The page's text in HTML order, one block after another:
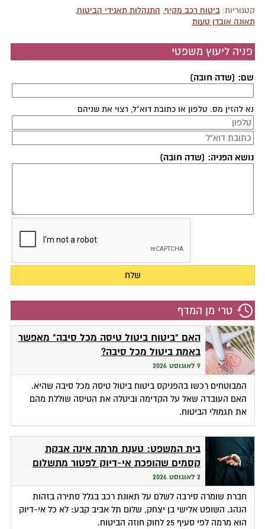
קטגוריות:ביטוח רכב מקיף, התנהלות תאגידי הביטוח,
תאונה אובדן טעות
פניה ליעוץ משפטי
שם: (שדה חובה)
נא להזין מס. טלפון או כתובת דוא"ל, רצוי את שניהם
נושא הפניה: (שדה חובה)
טרי מן המדף
האם "ביטוח ביטול טיסה מכל סיבה" מאפשר
באמת ביטול מכל סיבה?
9 לאוגוסט 2026
המבוטחים רכשו בהפניקס ביטוח ביטול טיסה מכל סיבה שהיא.
האם העובדה שאל על הקדימה וביטלה את הטיסה שוללת מהם
את תגמולי הביטוח.
בית המשפט: טענת מרמה אינה אבקת
קסמים שהופכת אי-דיוק לפטור מתשלום
2 לאוגוסט 2026
חברת שומרה סירבה לשלם על תאונת רכב בגלל סתירה בזהות
הנהג. השופט אלישי בן יצחק, שלום תל אביב קבע: לא כל אי-דיוק
הוא מרמה לפי סעיף 25 לחוק חוזה הביטוח.